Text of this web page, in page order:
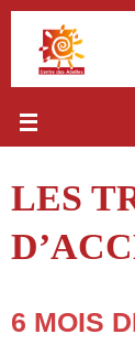
Passer
contenu
LES
6 MOIS